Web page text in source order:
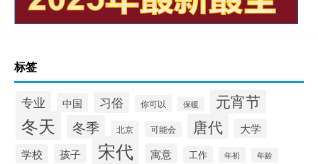
标签
专业 中国 习俗 你可以 保暖 元宵节
冬天 冬季 北京 可能会 唐代
大学
学校
孩子 宋代 寓意 工作 年初 年龄